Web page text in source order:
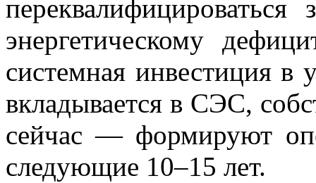
энергетическому
системная инвестиция в
вкладывается в СЭС,
сейчас — формируют
следующие 10–15 лет.